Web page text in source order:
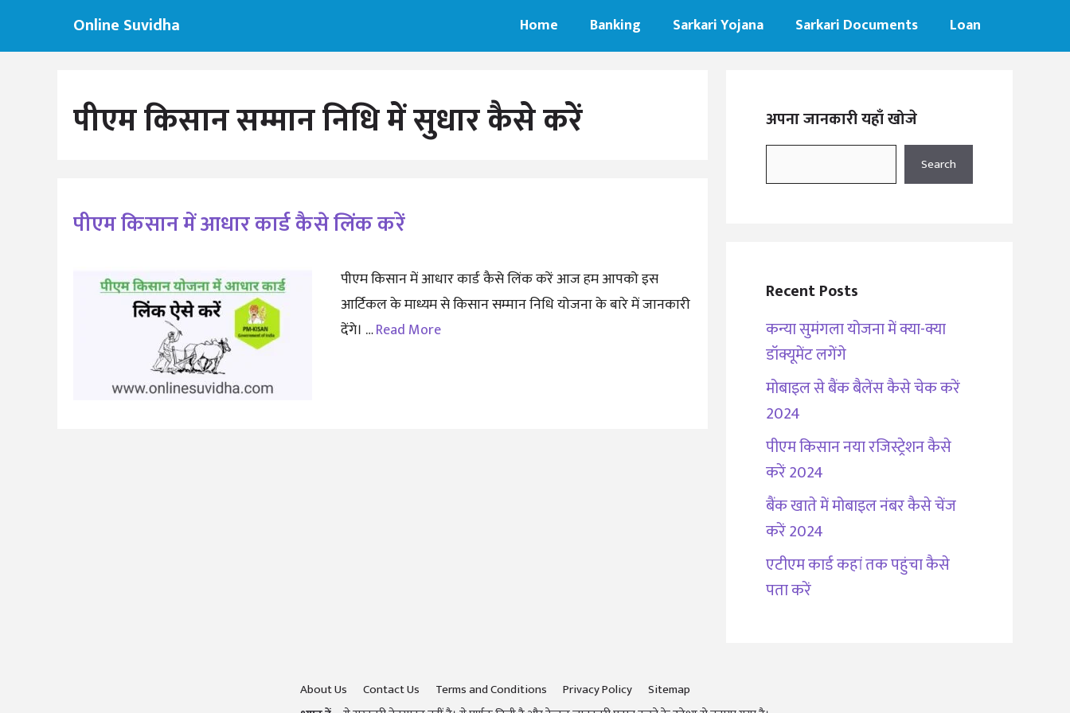
Online Suvidha Home Banking Sarkari Yojana Sarkari Documents Loan
पीएम किसान सम्मान निधि में सुधार कैसे करें
पीएम किसान में आधार कार्ड कैसे लिंक करें
पीएम किसान में आधार कार्ड कैसे लिंक करें आज हम आपको इस
आर्टिकल के माध्यम से किसान सम्मान निधि योजना के बारे में जानकारी
देंगे। …Read More
अपना जानकारी यहाँ खोजे
Search
Recent Posts
कन्या सुमंगला योजना में क्या-क्या
डॉक्यूमेंट लगेंगे
मोबाइल से बैंक बैलेंस कैसे चेक करें
2024
पीएम किसान नया रजिस्ट्रेशन कैसे
करें 2024
बैंक खाते में मोबाइल नंबर कैसे चेंज
करें 2024
एटीएम कार्ड कहां तक पहुंचा कैसे
पता करें
About Us Contact Us Terms and Conditions Privacy Policy
Sitemap